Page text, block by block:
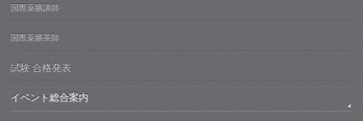
国際薬膳講師
国際薬膳茶師
試験 合格発表
イベント総合案内